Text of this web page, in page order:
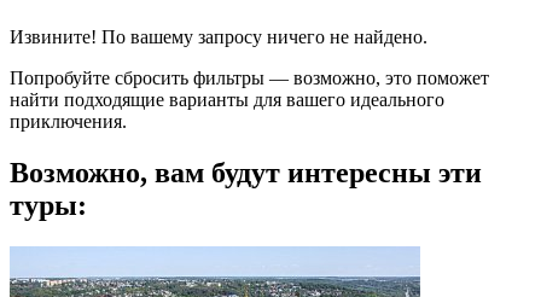
Извините! По вашему запросу ничего не найдено.
Попробуйте сбросить фильтры — возможно, это поможет
найти подходящие варианты для вашего идеального
приключения.
Возможно, вам будут интересны эти
туры: